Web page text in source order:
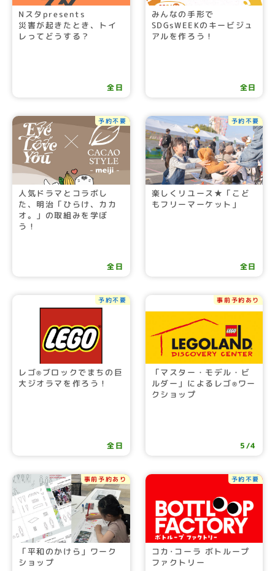
Nスタpresents
災害が起きたとき、トイ
レってどうする？
全日
みんなの手形で
SDGsWEEKのキービジュ
アルを作ろう！
全日
予約不要
人気ドラマとコラボし
た、明治「ひらけ、カカ
オ。」の取組みを学ぼ
う！
全日
予約不要
楽しくリユース★「こど
もフリーマーケット」
全日
予約不要
レゴ® ブロックでまちの巨
大ジオラマを作ろう！
全日
事前予約あり
「マスター・モデル・ビ
ルダー」によるレゴ® ワー
クショップ
5/4
事前予約あり
「平和のかけら」ワーク
ショップ
予約不要
コカ･コーラ ボトループ
ファクトリー